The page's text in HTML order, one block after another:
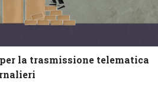
la trasmissione telematica